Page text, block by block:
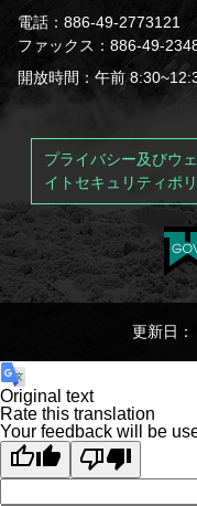
電話：886-49-2773121
ファックス：886-49-
開放時間：午前
プライバシー及びウ
イトセキュリティポ
更新日
Original text
Rate this translation
Your feedback will be